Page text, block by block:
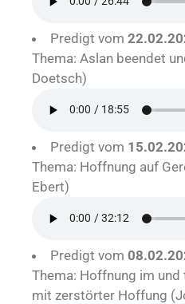
Predigt vom
Thema: Aslan beendet
Doetsch)
Predigt vom
Thema: Hoffnung auf
Ebert)
Predigt vom
Thema: Hoffnung im
mit zerstörter Hoffung